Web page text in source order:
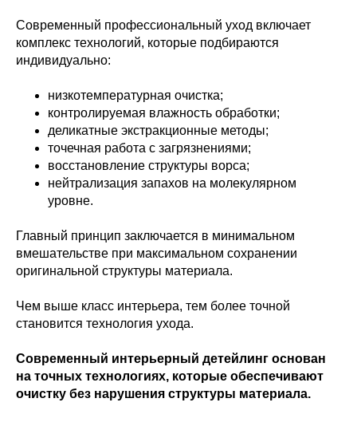
Современный профессиональный уход включает
комплекс технологий, которые подбираются
индивидуально:
низкотемпературная очистка;
контролируемая влажность обработки;
деликатные экстракционные методы;
точечная работа с загрязнениями;
восстановление структуры ворса;
нейтрализация запахов на молекулярном
уровне.
Главный принцип заключается в минимальном
вмешательстве при максимальном сохранении
оригинальной структуры материала.
Чем выше класс интерьера, тем более точной
становится технология ухода.
Современный интерьерный детейлинг основан
на точных технологиях, которые обеспечивают
очистку без нарушения структуры материала.